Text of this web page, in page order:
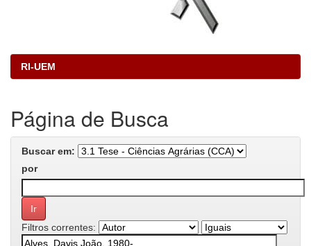
RI-UEM
Página de Busca
Buscar em:
por
Filtros correntes: